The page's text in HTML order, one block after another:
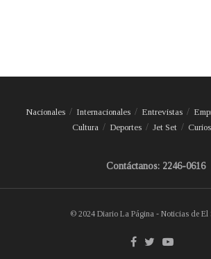
Nacionales Internacionales Entrevistas
Cultura
Deportes Jet Set
Contáctanos: 2246-0616
© 2024 Diario La Página - Noticias de El